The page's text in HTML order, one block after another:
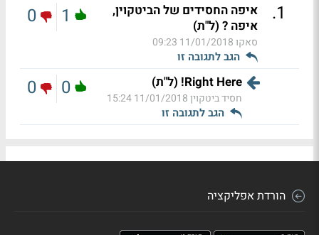
1
.
איפה החסידים של הביטקוין,
איפה ? (ל"ת)
סאקו11/01/2018 09:23
הגב לתגובה זו
1
0
Right Here! (ל"ת)
חסיד ביטקוין11/01/2018 15:24
הגב לתגובה זו
0
0
הורדת אפליקציה